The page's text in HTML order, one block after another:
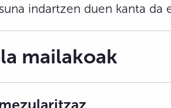
indartzen duen kanta da
mailakoak